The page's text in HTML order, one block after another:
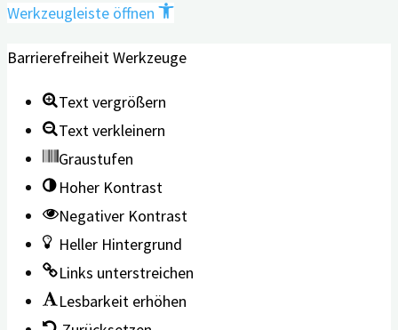
Werkzeugleiste öffnen
Barrierefreiheit Werkzeuge
Text vergrößern
Text verkleinern
Graustufen
Hoher Kontrast
Negativer Kontrast
Heller Hintergrund
Links unterstreichen
Lesbarkeit erhöhen